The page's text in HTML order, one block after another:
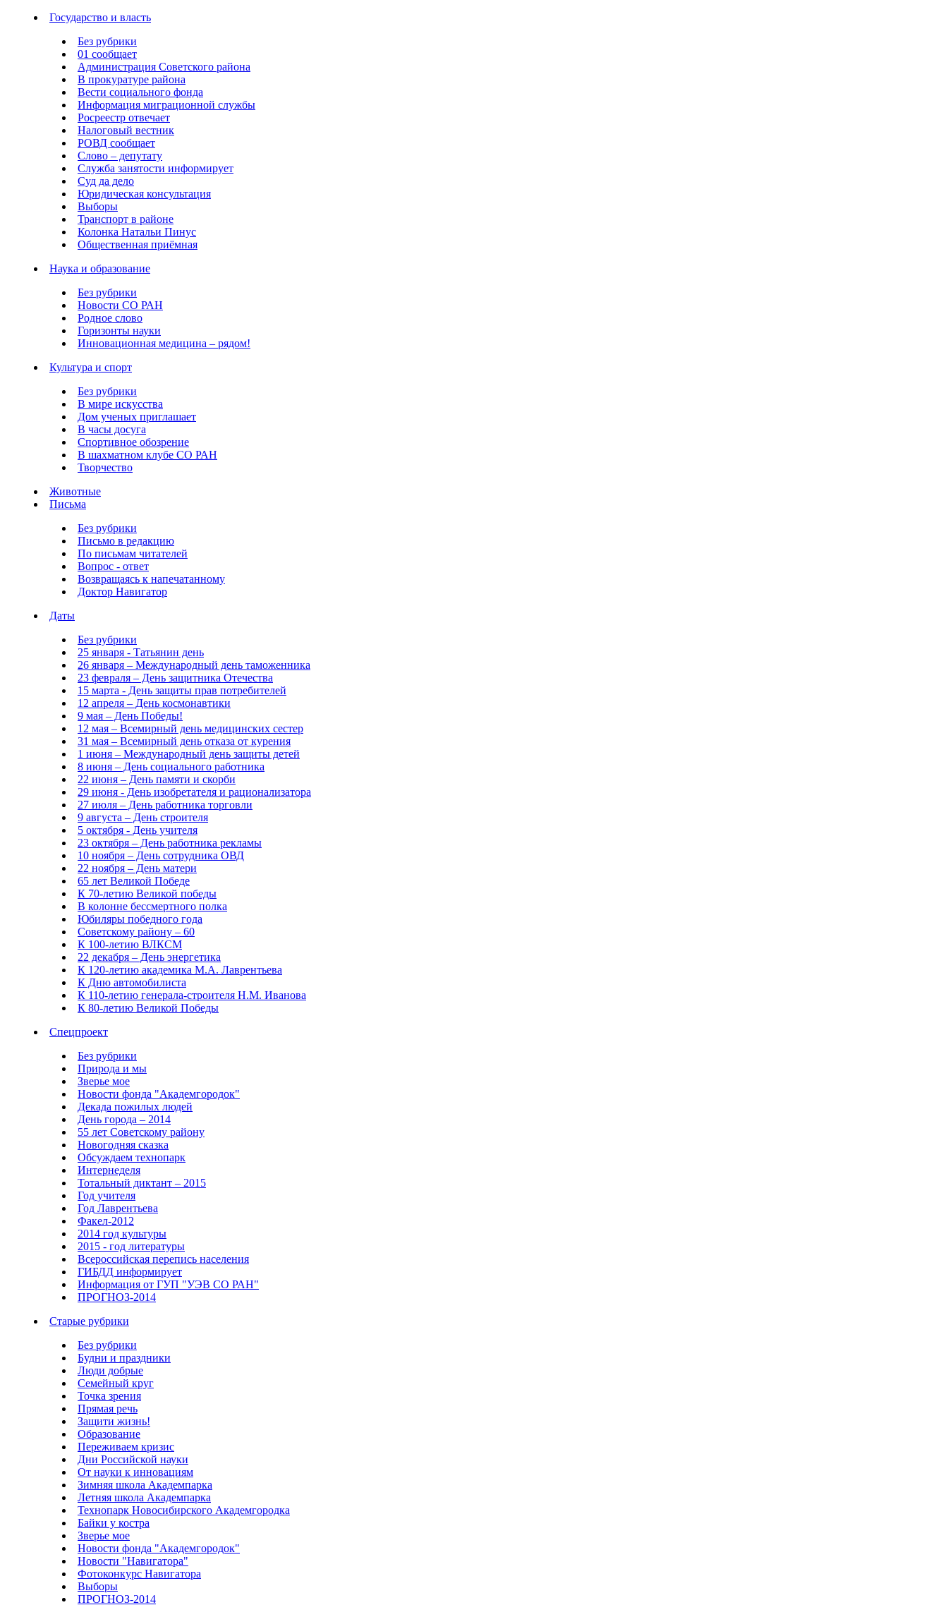
Государство и власть
Без рубрики
01 сообщает
Администрация Советского района
В прокуратуре района
Вести социального фонда
Информация миграционной службы
Росреестр отвечает
Налоговый вестник
РОВД сообщает
Слово – депутату
Служба занятости информирует
Суд да дело
Юридическая консультация
Выборы
Транспорт в районе
Колонка Натальи Пинус
Общественная приёмная
Наука и образование
Без рубрики
Новости СО РАН
Родное слово
Горизонты науки
Инновационная медицина – рядом!
Культура и спорт
Без рубрики
В мире искусства
Дом ученых приглашает
В часы досуга
Спортивное обозрение
В шахматном клубе СО РАН
Творчество
Животные
Письма
Без рубрики
Письмо в редакцию
По письмам читателей
Вопрос - ответ
Возвращаясь к напечатанному
Доктор Навигатор
Даты
Без рубрики
25 января - Татьянин день
26 января – Международный день таможенника
23 февраля – День защитника Отечества
15 марта - День защиты прав потребителей
12 апреля – День космонавтики
9 мая – День Победы!
12 мая – Всемирный день медицинских сестер
31 мая – Всемирный день отказа от курения
1 июня – Международный день защиты детей
8 июня – День социального работника
22 июня – День памяти и скорби
29 июня - День изобретателя и рационализатора
27 июля – День работника торговли
9 августа – День строителя
5 октября - День учителя
23 октября – День работника рекламы
10 ноября – День сотрудника ОВД
22 ноября – День матери
65 лет Великой Победе
К 70-летию Великой победы
В колонне бессмертного полка
Юбиляры победного года
Советскому району – 60
К 100-летию ВЛКСМ
22 декабря – День энергетика
К 120-летию академика М.А. Лаврентьева
К Дню автомобилиста
К 110-летию генерала-строителя Н.М. Иванова
К 80-летию Великой Победы
Спецпроект
Без рубрики
Природа и мы
Зверье мое
Новости фонда "Академгородок"
Декада пожилых людей
День города – 2014
55 лет Советскому району
Новогодняя сказка
Обсуждаем технопарк
Интернеделя
Тотальный диктант – 2015
Год учителя
Год Лаврентьева
Факел-2012
2014 год культуры
2015 - год литературы
Всероссийская перепись населения
ГИБДД информирует
Информация от ГУП "УЭВ СО РАН"
ПРОГНОЗ-2014
Старые рубрики
Без рубрики
Будни и праздники
Люди добрые
Семейный круг
Точка зрения
Прямая речь
Защити жизнь!
Образование
Переживаем кризис
Дни Российской науки
От науки к инновациям
Зимняя школа Академпарка
Летняя школа Академпарка
Технопарк Новосибирского Академгородка
Байки у костра
Зверье мое
Новости фонда "Академгородок"
Новости "Навигатора"
Фотоконкурс Навигатора
Выборы
ПРОГНОЗ-2014